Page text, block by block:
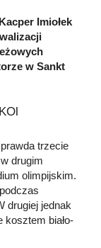
Imiołek
w Sankt
trzecie
drugim
olimpijskim.
drugiej jednak
kosztem biało-